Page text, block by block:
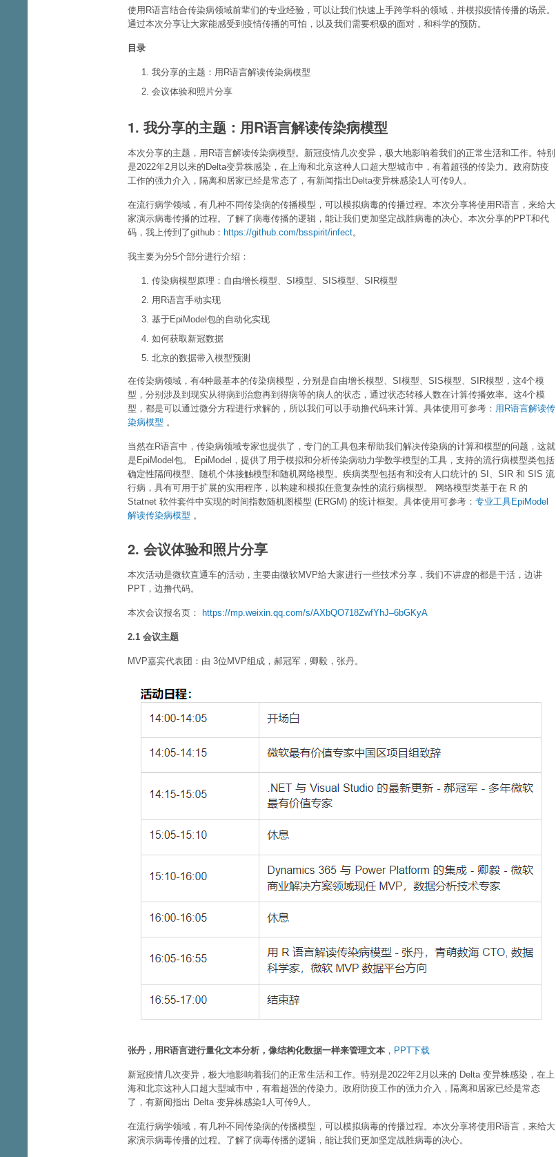
使用R语言结合传染病领域前辈们的专业经验，可以让我们快速上手跨学科的领域，并模拟疫情传播的场景。
通过本次分享让大家能感受到疫情传播的可怕，以及我们需要积极的面对，和科学的预防。
目录
我分享的主题：用R语言解读传染病模型
会议体验和照片分享
1. 我分享的主题：用R语言解读传染病模型
本次分享的主题，用R语言解读传染病模型。新冠疫情几次变异，极大地影响着我们的正常生活和工作。特别
是2022年2月以来的Delta变异株感染，在上海和北京这种人口超大型城市中，有着超强的传染力。政府防疫
工作的强力介入，隔离和居家已经是常态了，有新闻指出Delta变异株感染1人可传9人。
在流行病学领域，有几种不同传染病的传播模型，可以模拟病毒的传播过程。本次分享将使用R语言，来给大
家演示病毒传播的过程。了解了病毒传播的逻辑，能让我们更加坚定战胜病毒的决心。本次分享的PPT和代
码，我上传到了github： https://github.com/bsspirit/infect。
我主要为分5个部分进行介绍：
传染病模型原理：自由增长模型、SI模型、SIS模型、SIR模型
用R语言手动实现
基于EpiModel包的自动化实现
如何获取新冠数据
北京的数据带入模型预测
在传染病领域，有4种最基本的传染病模型，分别是自由增长模型、SI模型、SIS模型、SIR模型，这4个模
型，分别涉及到现实从得病到治愈再到得病等的病人的状态，通过状态转移人数在计算传播效率。这4个模
型，都是可以通过微分方程进行求解的，所以我们可以手动撸代码来计算。具体使用可参考： 用R语言解读传
染病模型 。
当然在R语言中，传染病领域专家也提供了，专门的工具包来帮助我们解决传染病的计算和模型的问题，这就
是EpiModel包。 EpiModel，提供了用于模拟和分析传染病动力学数学模型的工具，支持的流行病模型类包括
确定性隔间模型、随机个体接触模型和随机网络模型。疾病类型包括有和没有人口统计的 SI、SIR 和 SIS 流
行病，具有可用于扩展的实用程序，以构建和模拟任意复杂性的流行病模型。 网络模型类基于在 R 的
Statnet 软件套件中实现的时间指数随机图模型 (ERGM) 的统计框架。具体使用可参考： 专业工具EpiModel
解读传染病模型 。
2. 会议体验和照片分享
本次活动是微软直通车的活动，主要由微软MVP给大家进行一些技术分享，我们不讲虚的都是干活，边讲
PPT，边撸代码。
本次会议报名页： https://mp.weixin.qq.com/s/AXbQO718ZwfYhJ–6bGKyA
2.1 会议主题
MVP嘉宾代表团：由 3位MVP组成，郝冠军，卿毅，张丹。
张丹，用R语言进行量化文本分析，像结构化数据一样来管理文本 ， PPT下载
新冠疫情几次变异，极大地影响着我们的正常生活和工作。特别是2022年2月以来的 Delta 变异株感染，在上
海和北京这种人口超大型城市中，有着超强的传染力。政府防疫工作的强力介入，隔离和居家已经是常态
了，有新闻指出 Delta 变异株感染1人可传9人。
在流行病学领域，有几种不同传染病的传播模型，可以模拟病毒的传播过程。本次分享将使用R语言，来给大
家演示病毒传播的过程。了解了病毒传播的逻辑，能让我们更加坚定战胜病毒的决心。